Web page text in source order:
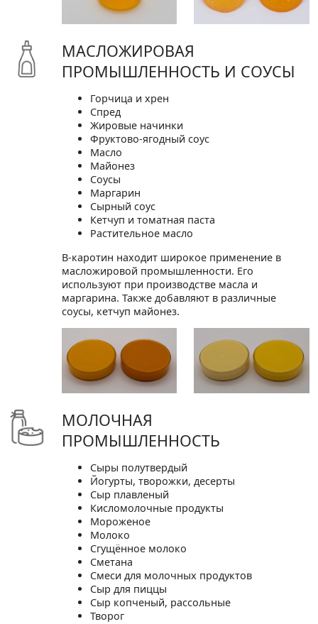
МАСЛОЖИРОВАЯ
ПРОМЫШЛЕННОСТЬ И СОУСЫ
Горчица и хрен
Спред
Жировые начинки
Фруктово-ягодный соус
Масло
Майонез
Соусы
Маргарин
Сырный соус
Кетчуп и томатная паста
Растительное масло
B-каротин находит широкое применение в
масложировой промышленности. Его
используют при производстве масла и
маргарина. Также добавляют в различные
соусы, кетчуп майонез.
МОЛОЧНАЯ
ПРОМЫШЛЕННОСТЬ
Сыры полутвердый
Йогурты, творожки, десерты
Сыр плавленый
Кисломолочные продукты
Мороженое
Молоко
Сгущённое молоко
Сметана
Смеси для молочных продуктов
Сыр для пиццы
Сыр копченый, рассольные
Творог